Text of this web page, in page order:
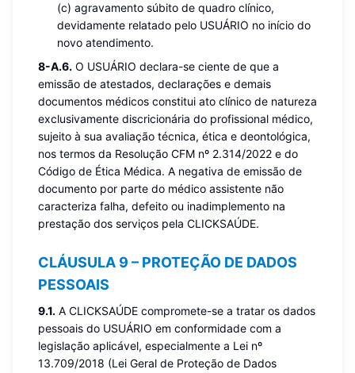
(c) agravamento súbito de quadro clínico,
devidamente relatado pelo USUÁRIO no início do
novo atendimento.
8-A.6. O USUÁRIO declara-se ciente de que a
emissão de atestados, declarações e demais
documentos médicos constitui ato clínico de natureza
exclusivamente discricionária do profissional médico,
sujeito à sua avaliação técnica, ética e deontológica,
nos termos da Resolução CFM nº 2.314/2022 e do
Código de Ética Médica. A negativa de emissão de
documento por parte do médico assistente não
caracteriza falha, defeito ou inadimplemento na
prestação dos serviços pela CLICKSAÚDE.
CLÁUSULA 9 – PROTEÇÃO DE DADOS
PESSOAIS
9.1. A CLICKSAÚDE compromete-se a tratar os dados
pessoais do USUÁRIO em conformidade com a
legislação aplicável, especialmente a Lei nº
13.709/2018 (Lei Geral de Proteção de Dados